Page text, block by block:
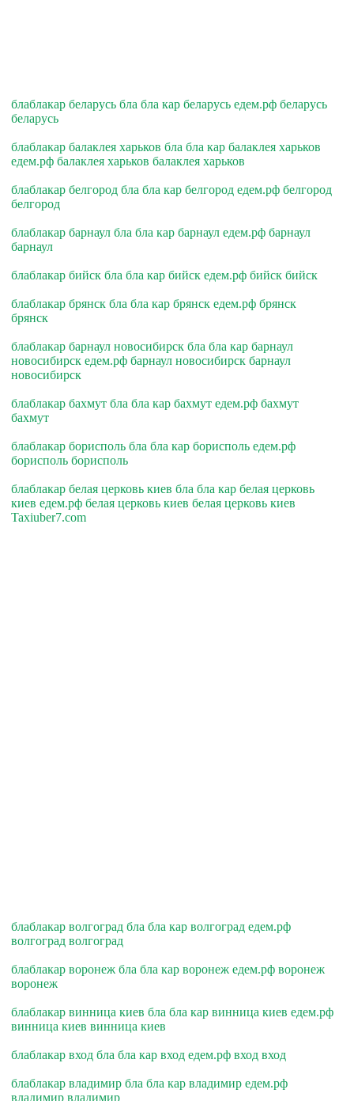
блаблакар беларусь бла бла кар беларусь едем.рф беларусь
беларусь
блаблакар балаклея харьков бла бла кар балаклея харьков
едем.рф балаклея харьков балаклея харьков
блаблакар белгород бла бла кар белгород едем.рф белгород
белгород
блаблакар барнаул бла бла кар барнаул едем.рф барнаул
барнаул
блаблакар бийск бла бла кар бийск едем.рф бийск бийск
блаблакар брянск бла бла кар брянск едем.рф брянск
брянск
блаблакар барнаул новосибирск бла бла кар барнаул
новосибирск едем.рф барнаул новосибирск барнаул
новосибирск
блаблакар бахмут бла бла кар бахмут едем.рф бахмут
бахмут
блаблакар борисполь бла бла кар борисполь едем.рф
борисполь борисполь
блаблакар белая церковь киев бла бла кар белая церковь
киев едем.рф белая церковь киев белая церковь киев
Taxiuber7.com
блаблакар волгоград бла бла кар волгоград едем.рф
волгоград волгоград
блаблакар воронеж бла бла кар воронеж едем.рф воронеж
воронеж
блаблакар винница киев бла бла кар винница киев едем.рф
винница киев винница киев
блаблакар вход бла бла кар вход едем.рф вход вход
блаблакар владимир бла бла кар владимир едем.рф
владимир владимир